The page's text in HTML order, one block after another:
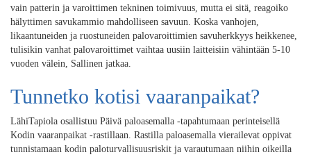
vain patterin ja varoittimen tekninen toimivuus, mutta ei sitä, reagoiko
hälyttimen savukammio mahdolliseen savuun. Koska vanhojen,
likaantuneiden ja ruostuneiden palovaroittimien savuherkkyys heikkenee,
tulisikin vanhat palovaroittimet vaihtaa uusiin laitteisiin vähintään 5-10
vuoden välein, Sallinen jatkaa.
Tunnetko kotisi vaaranpaikat?
LähiTapiola osallistuu Päivä paloasemalla -tapahtumaan perinteisellä
Kodin vaaranpaikat -rastillaan. Rastilla paloasemalla vierailevat oppivat
tunnistamaan kodin paloturvallisuusriskit ja varautumaan niihin oikeilla